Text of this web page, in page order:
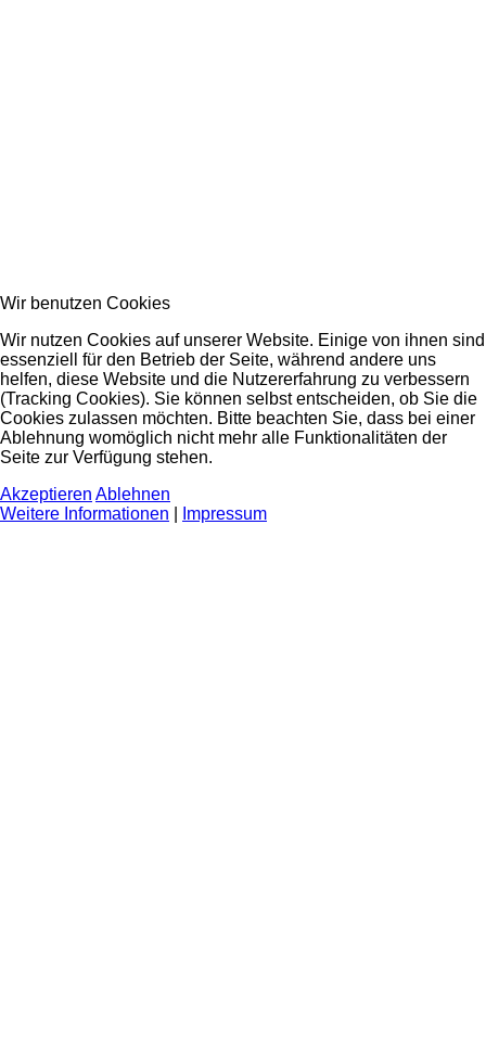
Wir benutzen Cookies
Wir nutzen Cookies auf unserer Website. Einige von ihnen sind
essenziell für den Betrieb der Seite, während andere uns
helfen, diese Website und die Nutzererfahrung zu verbessern
(Tracking Cookies). Sie können selbst entscheiden, ob Sie die
Cookies zulassen möchten. Bitte beachten Sie, dass bei einer
Ablehnung womöglich nicht mehr alle Funktionalitäten der
Seite zur Verfügung stehen.
Akzeptieren Ablehnen
Weitere Informationen
Impressum